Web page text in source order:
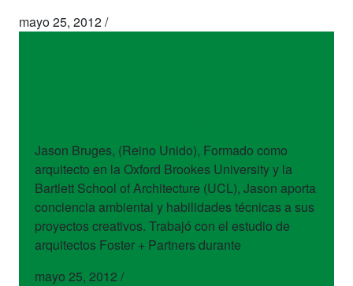
mayo 25, 2012/
Jason Bruges, (Reino Unido), Formado como
arquitecto en la Oxford Brookes University y la
Bartlett School of Architecture (UCL), Jason aporta
conciencia ambiental y habilidades técnicas a sus
proyectos creativos. Trabajó con el estudio de
arquitectos Foster + Partners durante
mayo 25, 2012 /